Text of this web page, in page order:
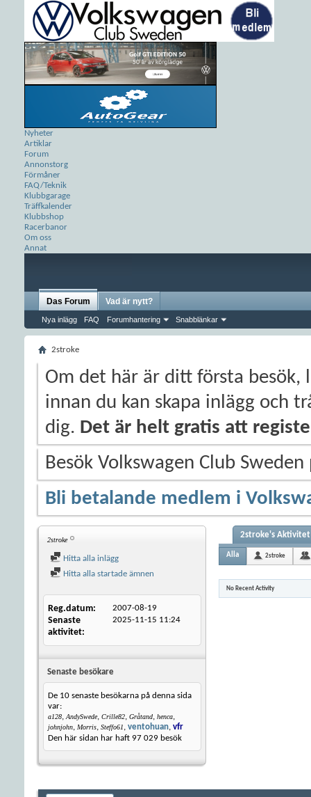
Nyheter
Artiklar
Forum
Annonstorg
Förmåner
FAQ/Teknik
Klubbgarage
Träffkalender
Klubbshop
Racerbanor
Om oss
Annat
Das Forum
Nya inlägg FAQ Forumhantering Snabblänkar
Vad är nytt?
2stroke
Om det här är ditt första besök,
innan du kan skapa inlägg och
dig. Det är helt gratis att
Besök Volkswagen Club
Bli betalande medlem i
2stroke
Hitta alla inlägg
Hitta alla startade ämnen
Reg.datum 2007-08-19
Senaste
aktivitet
2025-11-15 11:24
Senaste besökare
De 10 senaste besökarna på denna sida
var:
a128, AndySwede, Crille82, Gråtand, henca,
johnjohn, Morris, Steffo61, ventohuan, vfr
Den här sidan har haft 97 029 besök
2stroke's Aktivitet
Alla 2stroke
No Recent Activity